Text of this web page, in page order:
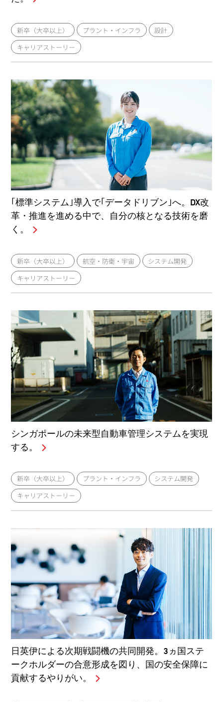
新卒（大卒以上） プラント・インフラ
設計
キャリアストーリー
｢標準システム｣導入で｢データドリブン｣へ。DX改
革・推進を進める中で、自分の核となる技術を磨
く。
新卒（大卒以上） 航空・防衛・宇宙
システム開発
キャリアストーリー
シンガポールの未来型自動車管理システムを実現
する。
新卒（大卒以上） プラント・インフラ
システム開発
キャリアストーリー
日英伊による次期戦闘機の共同開発。3ヵ国ステ
ークホルダーの合意形成を図り、国の安全保障に
貢献するやりがい。